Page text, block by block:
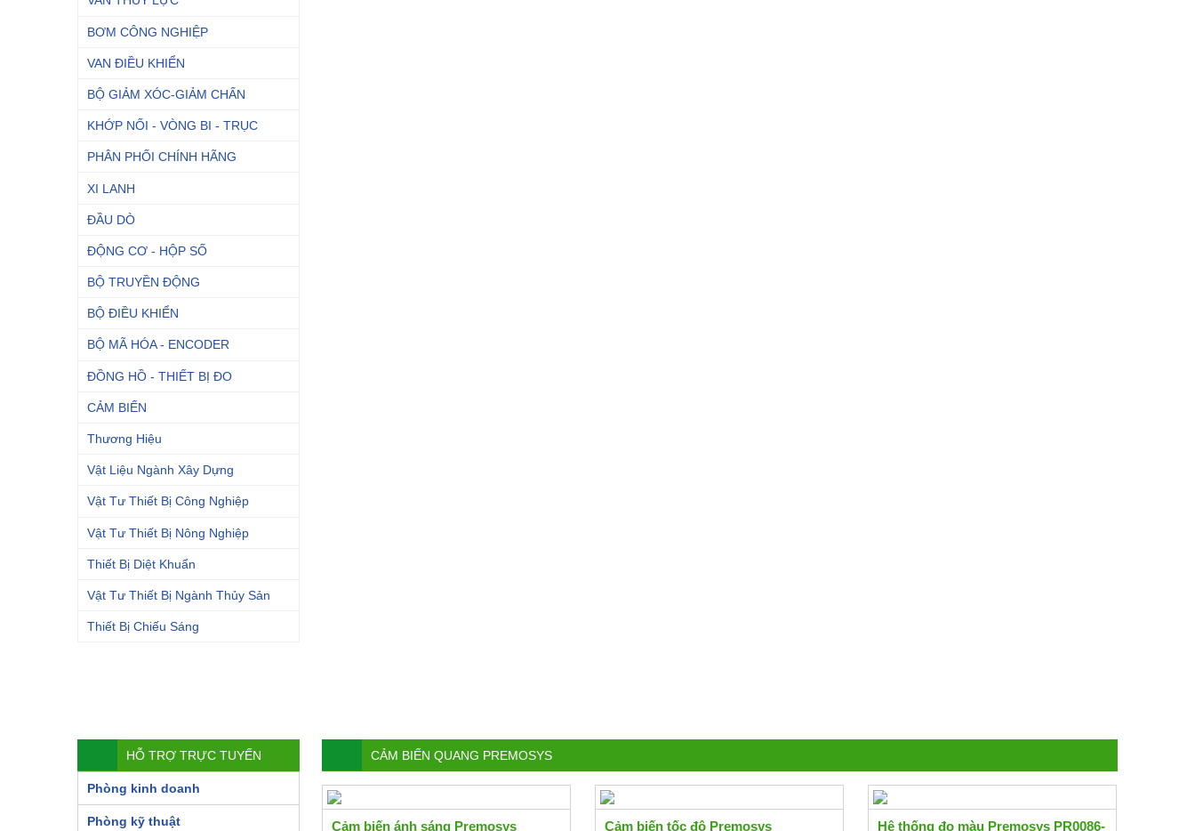
BƠM CÔNG NGHIỆP
VAN ĐIỀU KHIỂN
BỘ GIẢM XÓC-GIẢM CHẤN
KHỚP NỐI - VÒNG BI - TRỤC
PHÂN PHỐI CHÍNH HÃNG
XI LANH
ĐẦU DÒ
ĐỘNG CƠ - HỘP SỐ
BỘ TRUYỀN ĐỘNG
BỘ ĐIỀU KHIỂN
BỘ MÃ HÓA - ENCODER
ĐỒNG HỒ - THIẾT BỊ ĐO
CẢM BIẾN
Thương Hiệu
Vật Liệu Ngành Xây Dựng
Vật Tư Thiết Bị Công Nghiệp
Vật Tư Thiết Bị Nông Nghiệp
Thiết Bị Diệt Khuẩn
Vật Tư Thiết Bị Ngành Thủy Sản
Thiết Bị Chiếu Sáng
HỖ TRỢ TRỰC TUYẾN
Phòng kinh doanh
Phòng kỹ thuật
CẢM BIẾN QUANG PREMOSYS
Cảm biến ánh sáng Premosys Cảm biến tốc độ Premosys
Hệ thống đo màu Premosys PR0086-